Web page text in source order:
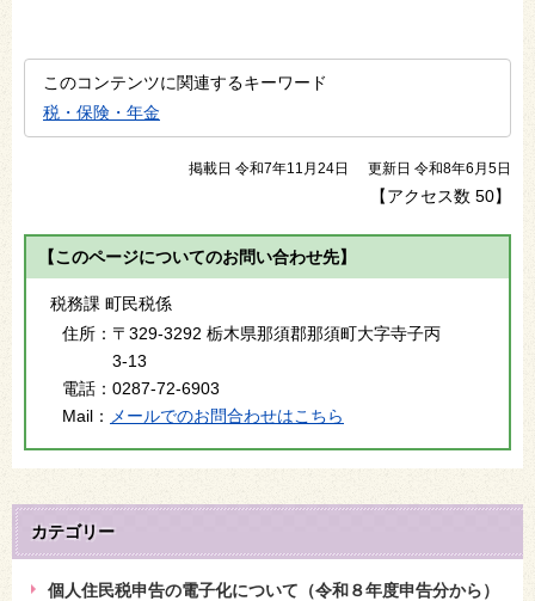
このコンテンツに関連するキーワード
税・保険・年金
掲載日 令和7年11月24日 更新日 令和8年6月5日
【アクセス数 50】
【このページについてのお問い合わせ先】
税務課 町民税係
住所： 〒329-3292 栃木県那須郡那須町大字寺子丙
3-13
電話： 0287-72-6903
Mail：
メールでのお問合わせはこちら
カテゴリー
個人住民税申告の電子化について（令和８年度申告分から）